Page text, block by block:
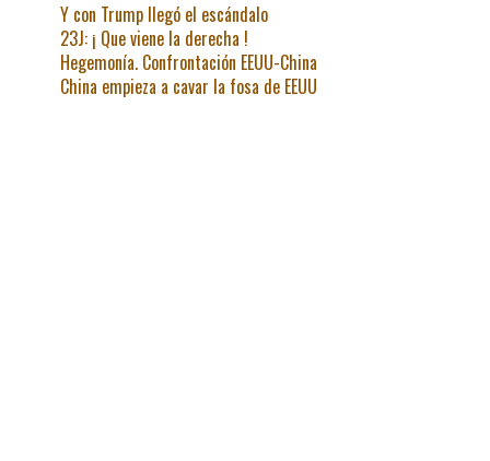
Y con Trump llegó el escándalo
23J: ¡ Que viene la derecha !
Hegemonía. Confrontación EEUU-China
China empieza a cavar la fosa de EEUU